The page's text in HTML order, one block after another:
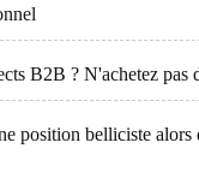
B2B ? N'achetez pas
position belliciste alors